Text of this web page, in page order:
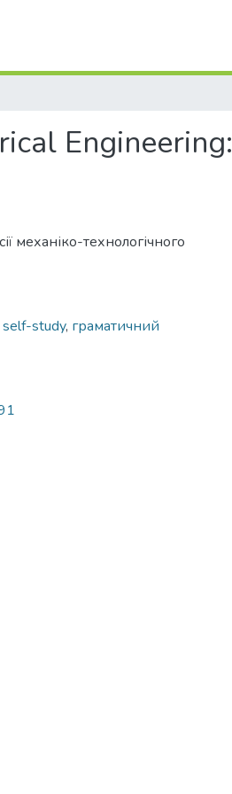
Engineering:
механіко-технологічного
self-study, граматичний